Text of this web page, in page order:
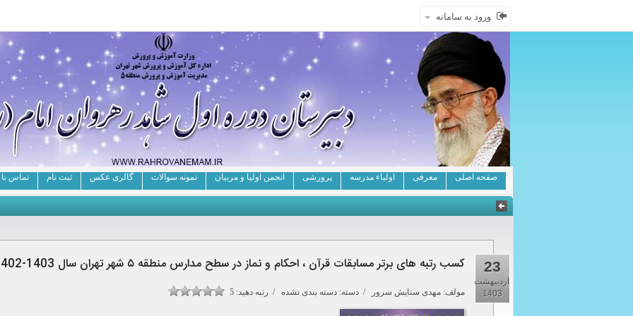
ورود به سامانه
صفحه اصلی معرفی اولیاء مدرسه پرورشی انجمن اولیا و مربیان نمونه سوالات گالری عکس ثبت نام تماس با
23
اردیبهشت
1403
کسب رتبه های برتر مسابقات قرآن ، احکام و نماز در سطح مدارس منطقه ۵ شهر تهران سال 1403-1402
مولف: مهدی ستایش سرور / دسته: دسته بندی نشده / رتبه دهید: 5